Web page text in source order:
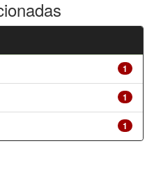
1
1
1